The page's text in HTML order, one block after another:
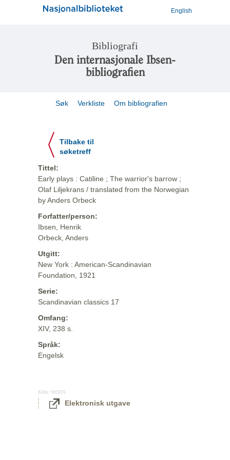
English
Bibliografi
Den internasjonale Ibsen-
bibliografien
Søk Verkliste Om bibliografien
Tilbake til
søketreff
Tittel:
Early plays : Catiline ; The warrior's barrow ;
Olaf Liljekrans / translated from the Norwegian
by Anders Orbeck
Forfatter/person:
Ibsen, Henrik
Orbeck, Anders
Utgitt:
New York : American-Scandinavian
Foundation, 1921
Serie:
Scandinavian classics 17
Omfang:
XIV, 238 s.
Språk:
Engelsk
Kilde: MODS
Elektronisk utgave